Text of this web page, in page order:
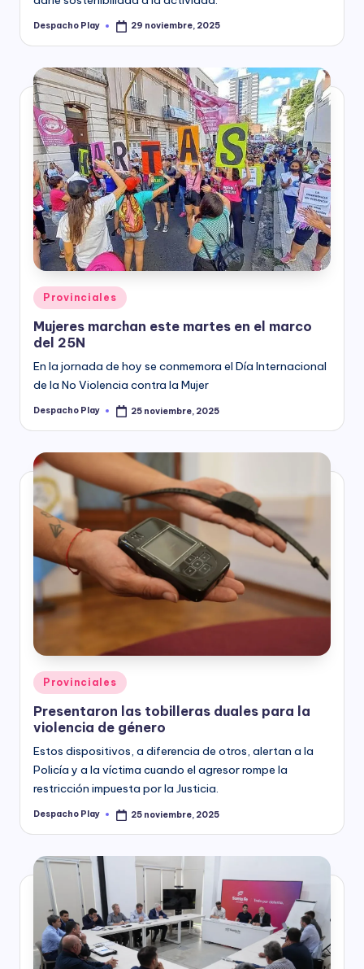
Posted
Despacho Play 29 noviembre, 2025
Posted
in
Provinciales
Mujeres marchan este martes en el marco
del 25N
En la jornada de hoy se conmemora el Día Internacional
de la No Violencia contra la Mujer
Posted
Despacho Play 25 noviembre, 2025
Posted
Provinciales
Presentaron las tobilleras duales para la
violencia de género
Estos dispositivos, a diferencia de otros, alertan a la
Policía y a la víctima cuando el agresor rompe la
restricción impuesta por la Justicia.
Posted
Despacho Play 25 noviembre, 2025